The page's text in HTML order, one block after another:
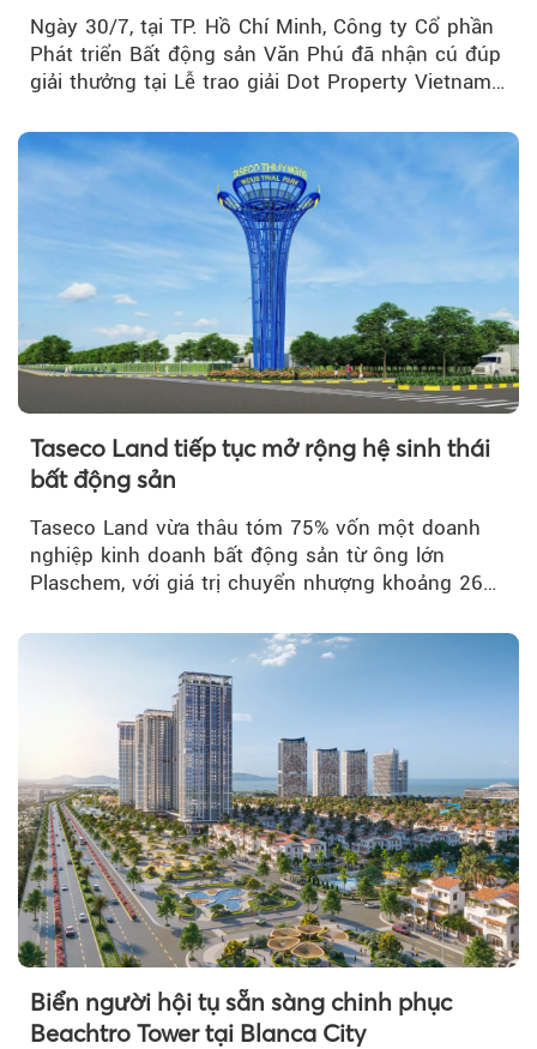
Ngày 30/7, tại TP. Hồ Chí Minh, Công ty Cổ phần
Phát triển Bất động sản Văn Phú đã nhận cú đúp
giải thưởng tại Lễ trao giải Dot Property Vietnam
Taseco Land tiếp tục mở rộng hệ sinh thái
bất động sản
Taseco Land vừa thâu tóm 75% vốn một doanh
nghiệp kinh doanh bất động sản từ ông lớn
Plaschem, với giá trị chuyển nhượng khoảng 262
Biển người hội tụ sẵn sàng chinh phục
Beachtro Tower tại Blanca City